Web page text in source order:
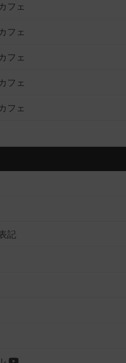
フェ
フェ
フェ
フェ
フェ
記